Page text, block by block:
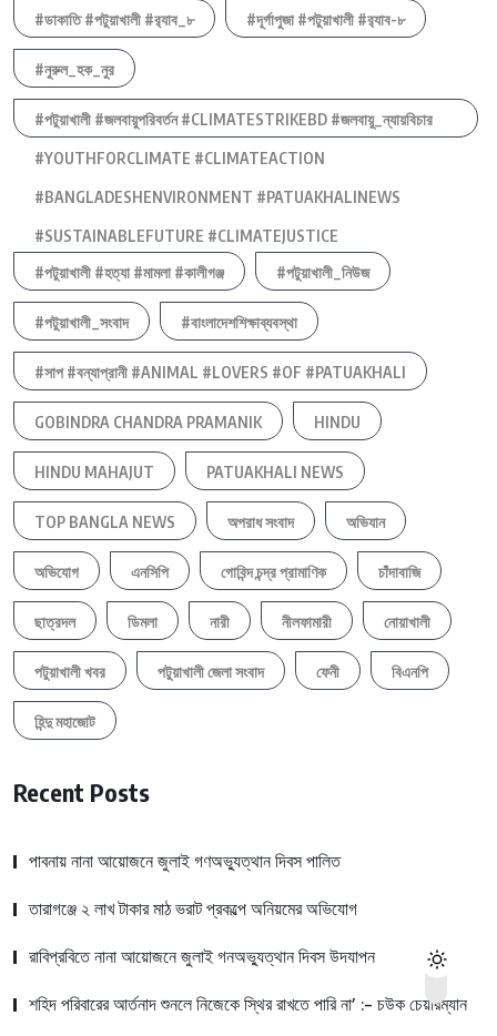
#ডাকাতি #পটুয়াখালী #র‍্যাব_৮
#দূর্গাপুজা #পটুয়াখালী #র‍্যাব-৮
#নুরুল_হক_নুর
#পটুয়াখালী #জলবায়ুপরিবর্তন #CLIMATESTRIKEBD #জলবায়ু_ন্যায়বিচার
#YOUTHFORCLIMATE #CLIMATEACTION
#BANGLADESHENVIRONMENT #PATUAKHALINEWS
#SUSTAINABLEFUTURE #CLIMATEJUSTICE
#পটুয়াখালী #হত্যা #মামলা #কালীগঞ্জ
#পটুয়াখালী_নিউজ
#পটুয়াখালী_সংবাদ #বাংলাদেশশিক্ষাব্যবস্থা
#সাপ #বন্যাপ্রানী #ANIMAL #LOVERS #OF #PATUAKHALI
GOBINDRA CHANDRA PRAMANIK HINDU
HINDU MAHAJUT PATUAKHALI NEWS
TOP BANGLA NEWS অপরাধ সংবাদ অভিযান
অভিযোগ এনসিপি গোবিন্দ চন্দ্র প্রামাণিক চাঁদাবাজি
ছাত্রদল ডিমলা নারী নীলফামারী নোয়াখালী
পটুয়াখালী খবর পটুয়াখালী জেলা সংবাদ ফেনী বিএনপি
হিন্দু মহাজোট
Recent Posts
পাবনায় নানা আয়োজনে জুলাই গণঅভ্যুত্থান দিবস পালিত
তারাগঞ্জে ২ লাখ টাকার মাঠ ভরাট প্রকল্পে অনিয়মের অভিযোগ
রাবিপ্রবিতে নানা আয়োজনে জুলাই গনঅভ্যুত্থান দিবস উদযাপন
শহিদ পরিবারের আর্তনাদ শুনলে নিজেকে স্থির রাখতে পারি না’ :- চউক চেয়ারম্যান